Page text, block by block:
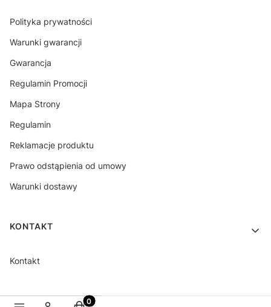
Polityka prywatności
Warunki gwarancji
Gwarancja
Regulamin Promocji
Mapa Strony
Regulamin
Reklamacje produktu
Prawo odstąpienia od umowy
Warunki dostawy
KONTAKT
Kontakt